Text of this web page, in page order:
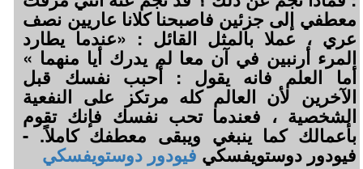
معطفي إلى جزئين فاصبحنا كلانا عاريين نصف
عري ، عملا بالمثل القائل : «عندما يطارد
المرء أرنبين في آن معا لم يدرك أيا منهما »
أما العلم فانه يقول : أحبب نفسك قبل
الآخرين لأن العالم كله مرتكز على النفعية
الشخصية ، فعندما تحب نفسك فإنك تقوم
بأعمالك كما ينبغي ويبقى معطفك كاملاً. -
فيودور دوستويفسكيفيودور دوستويفسكي